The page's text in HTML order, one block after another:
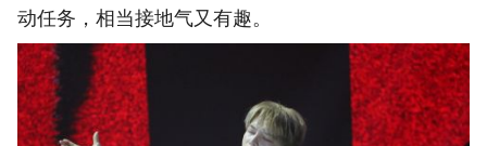
动任务，相当接地气又有趣。